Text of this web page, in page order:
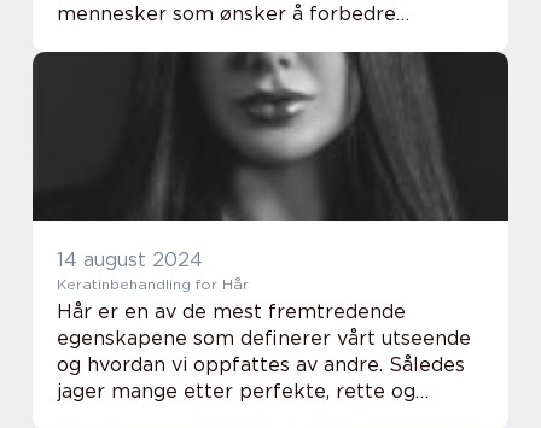
mennesker som ønsker å forbedre
14 august 2024
Keratinbehandling for Hår
Hår er en av de mest fremtredende
egenskapene som definerer vårt utseende
og hvordan vi oppfattes av andre. Således
jager mange etter perfekte, rette og